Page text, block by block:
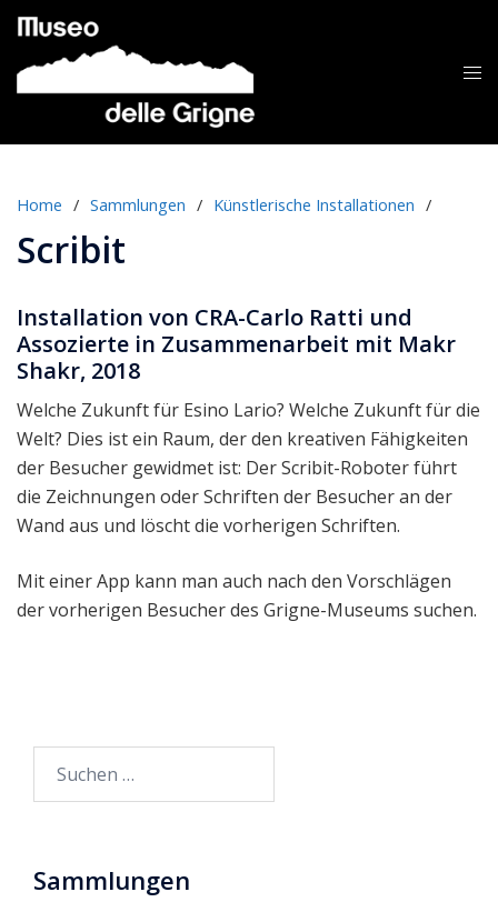
Zum
Inhalt
springen
Home / Sammlungen / Künstlerische Installationen /
Scribit
Installation von CRA-Carlo Ratti und
Assozierte in Zusammenarbeit mit Makr
Shakr, 2018
Welche Zukunft für Esino Lario? Welche Zukunft für die
Welt? Dies ist ein Raum, der den kreativen Fähigkeiten
der Besucher gewidmet ist: Der Scribit-Roboter führt
die Zeichnungen oder Schriften der Besucher an der
Wand aus und löscht die vorherigen Schriften.
Mit einer App kann man auch nach den Vorschlägen
der vorherigen Besucher des Grigne-Museums suchen.
nach:
Sammlungen